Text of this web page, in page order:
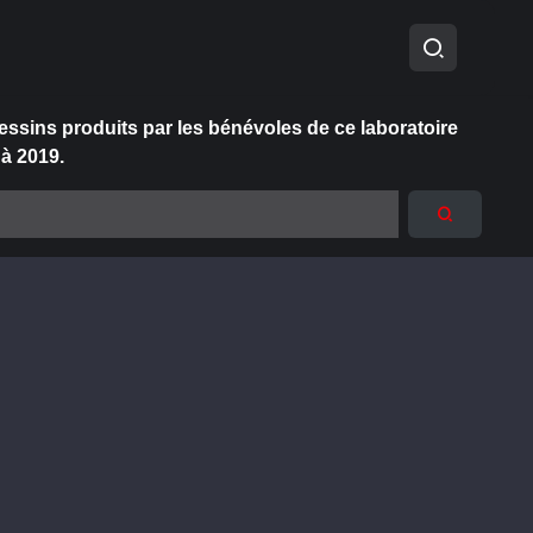
produits par les bénévoles de ce laboratoire
2019.